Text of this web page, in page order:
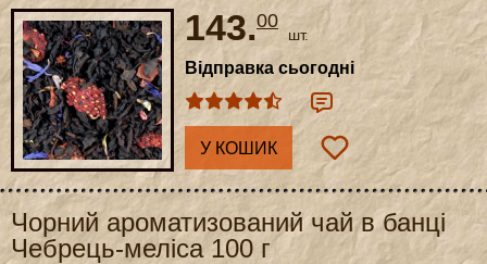
143.00
шт.
Відправка сьогодні
У КОШИК
Чорний ароматизований чай в банці
Чебрець-меліса 100 г